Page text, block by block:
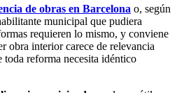
de obras en Barcelona o, según
municipal que pudiera
requieren lo mismo, y conviene
obra interior carece de relevancia
reforma necesita idéntico